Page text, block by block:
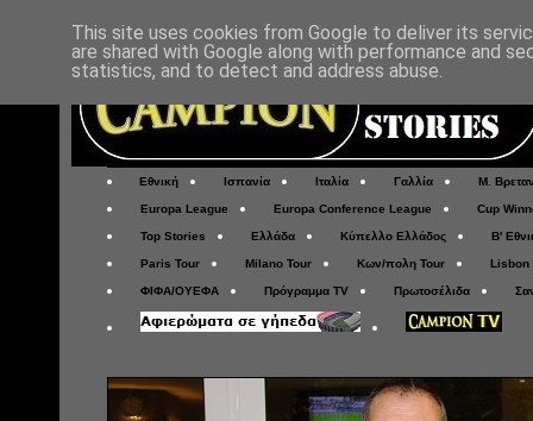
Εθνική Ισπανία Ιταλία Γαλλία Μ.
Europa League Europa Conference League Cup
Top Stories Ελλάδα Κύπελλο Ελλάδος Β'
Paris Tour Milano Tour Κων/πολη Tour Lisbon
ΦΙΦΑ/ΟΥΕΦΑ Πρόγραμμα TV Πρωτοσέλιδα
This site uses cookies from Google to deliver its
are shared with Google along with performance and
statistics, and to detect and address abuse.